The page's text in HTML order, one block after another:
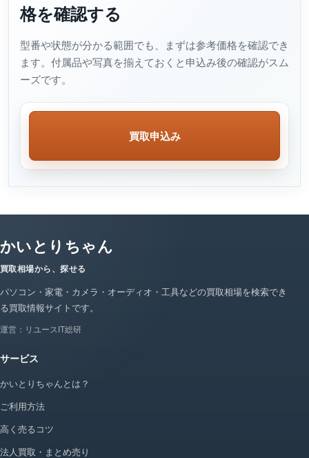
格を確認する
型番や状態が分かる範囲でも、まずは参考価格を確認でき
ます。付属品や写真を揃えておくと申込み後の確認がスム
ーズです。
買取申込み
かいとりちゃん
買取相場から、探せる
パソコン・家電・カメラ・オーディオ・工具などの買取相場を検索でき
る買取情報サイトです。
運営：リユースIT総研
サービス
かいとりちゃんとは？
ご利用方法
高く売るコツ
法人買取・まとめ売り